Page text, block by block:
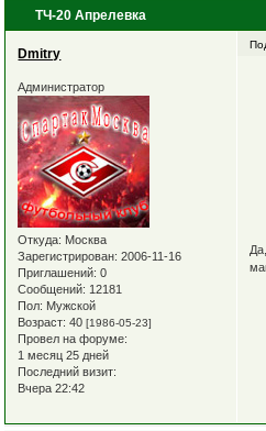
ТЧ-20 Апрелевка
Dmitry
Администратор
Откуда: Москва
Зарегистрирован: 2006-11-16
Приглашений: 0
Сообщений: 12181
Пол: Мужской
Возраст: 40[1986-05-23]
Провел на форуме:
1 месяц 25 дней
Последний визит:
Вчера 22:42